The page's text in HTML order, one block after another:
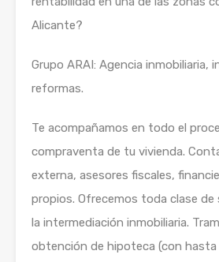
Alicante?
Grupo ARAI: Agencia inmobiliaria,
reformas.
Te acompañamos en todo el
compraventa de tu vivienda.
externa, asesores fiscales,
propios. Ofrecemos toda clase de
la intermediación inmobiliaria.
obtención de hipoteca (con hasta